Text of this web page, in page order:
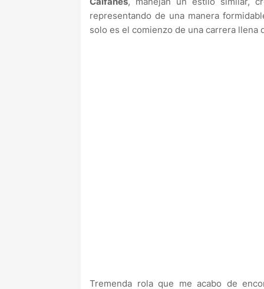
representando de una manera
solo es el comienzo de una carrera llena
Tremenda rola que me acabo de